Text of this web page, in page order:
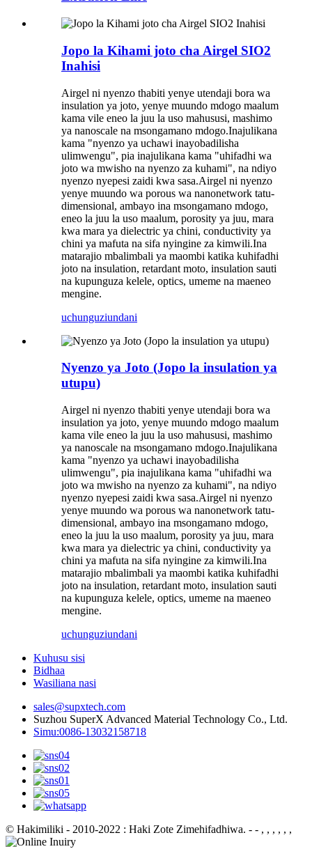
Jopo la Kihami joto cha Airgel SIO2
Inahisi
Airgel ni nyenzo thabiti yenye utendaji bora wa
insulation ya joto, yenye muundo mdogo maalum
kama vile eneo la juu la uso mahususi, mashimo
ya nanoscale na msongamano mdogo.Inajulikana
kama "nyenzo ya uchawi inayobadilisha
ulimwengu", pia inajulikana kama "uhifadhi wa
joto wa mwisho na nyenzo za kuhami", na ndiyo
nyenzo nyepesi zaidi kwa sasa.Airgel ni nyenzo
yenye muundo wa porous wa nanonetwork tatu-
dimensional, ambayo ina msongamano mdogo,
eneo la juu la uso maalum, porosity ya juu, mara
kwa mara ya dielectric ya chini, conductivity ya
chini ya mafuta na sifa nyingine za kimwili.Ina
matarajio mbalimbali ya maombi katika kuhifadhi
joto na insulation, retardant moto, insulation sauti
na kupunguza kelele, optics, umeme na maeneo
mengine.
uchunguziundani
Nyenzo ya Joto (Jopo la insulation ya
utupu)
Airgel ni nyenzo thabiti yenye utendaji bora wa
insulation ya joto, yenye muundo mdogo maalum
kama vile eneo la juu la uso mahususi, mashimo
ya nanoscale na msongamano mdogo.Inajulikana
kama "nyenzo ya uchawi inayobadilisha
ulimwengu", pia inajulikana kama "uhifadhi wa
joto wa mwisho na nyenzo za kuhami", na ndiyo
nyenzo nyepesi zaidi kwa sasa.Airgel ni nyenzo
yenye muundo wa porous wa nanonetwork tatu-
dimensional, ambayo ina msongamano mdogo,
eneo la juu la uso maalum, porosity ya juu, mara
kwa mara ya dielectric ya chini, conductivity ya
chini ya mafuta na sifa nyingine za kimwili.Ina
matarajio mbalimbali ya maombi katika kuhifadhi
joto na insulation, retardant moto, insulation sauti
na kupunguza kelele, optics, umeme na maeneo
mengine.
uchunguziundani
Kuhusu sisi
Bidhaa
Wasiliana nasi
sales@supxtech.com
Suzhou SuperX Advanced Material Technology Co., Ltd.
Simu:0086-13032158718
© Hakimiliki - 2010-2022 : Haki Zote Zimehifadhiwa. - - , , , , , ,